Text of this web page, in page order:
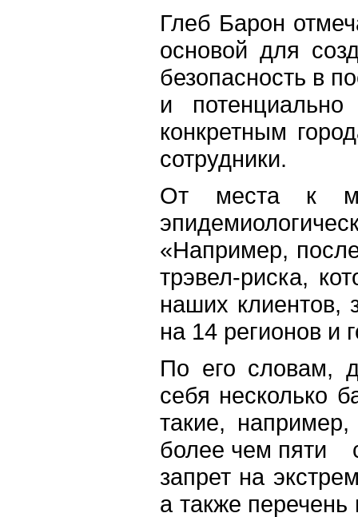
Глеб Барон
основой для
безопасность в
и
конкретным
сотрудники.
От места к
«Например,
трэвел-риска,
наших клиентов,
на 14 регионов и
По его словам,
себя несколько
такие,
более чем пяти
запрет на
а также перечень